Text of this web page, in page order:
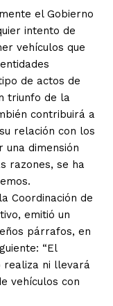
el Gobierno
intento de
vehículos que
de actos de
triunfo de la
contribuirá a
relación con los
dimensión
razones, se ha
Coordinación de
emitió un
párrafos, en
“El
realiza ni llevará
vehículos con